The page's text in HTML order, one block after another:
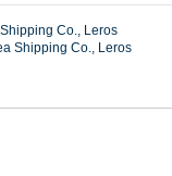
Co., Leros
Shipping Co., Leros